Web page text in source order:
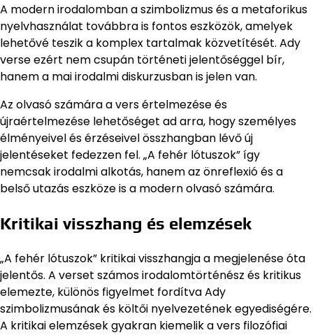
A modern irodalomban a szimbolizmus és a metaforikus
nyelvhasználat továbbra is fontos eszközök, amelyek
lehetővé teszik a komplex tartalmak közvetítését. Ady
verse ezért nem csupán történeti jelentőséggel bír,
hanem a mai irodalmi diskurzusban is jelen van.
Az olvasó számára a vers értelmezése és
újraértelmezése lehetőséget ad arra, hogy személyes
élményeivel és érzéseivel összhangban lévő új
jelentéseket fedezzen fel. „A fehér lótuszok” így
nemcsak irodalmi alkotás, hanem az önreflexió és a
belső utazás eszköze is a modern olvasó számára.
Kritikai visszhang és elemzések
„A fehér lótuszok” kritikai visszhangja a megjelenése óta
jelentős. A verset számos irodalomtörténész és kritikus
elemezte, különös figyelmet fordítva Ady
szimbolizmusának és költői nyelvezetének egyediségére.
A kritikai elemzések gyakran kiemelik a vers filozófiai